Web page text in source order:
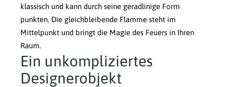
klassisch und kann durch seine geradlinige Form
punkten. Die gleichbleibende Flamme steht im
Mittelpunkt und bringt die Magie des Feuers in Ihren
Raum.
Ein unkompliziertes
Designerobjekt